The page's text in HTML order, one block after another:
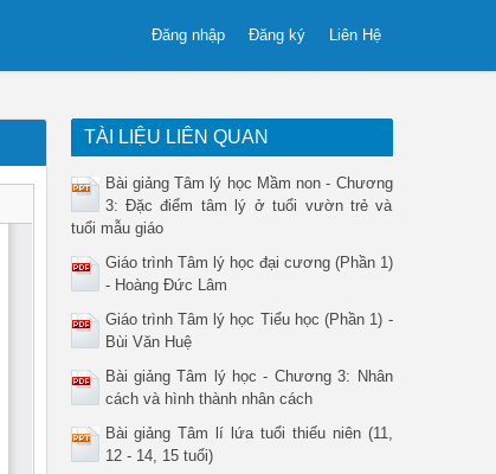
Liên Hệ
Đăng ký
Đăng nhập
TÀI LIỆU LIÊN QUAN
Bài giảng Tâm lý học Mầm non - Chương
3: Đặc điểm tâm lý ở tuổi vườn trẻ và
tuổi mẫu giáo
Giáo trình Tâm lý học đại cương (Phần 1)
- Hoàng Đức Lâm
Giáo trình Tâm lý học Tiểu học (Phần 1) -
Bùi Văn Huệ
Bài giảng Tâm lý học - Chương 3: Nhân
cách và hình thành nhân cách
Bài giảng Tâm lí lứa tuổi thiếu niên (11,
12 - 14, 15 tuổi)